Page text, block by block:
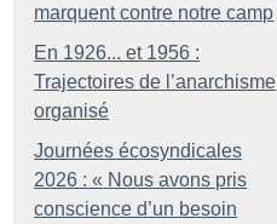
marquent contre notre camp
En 1926... et 1956 :
Trajectoires de l’anarchisme
organisé
Journées écosyndicales
2026 : « Nous avons pris
conscience d’un besoin